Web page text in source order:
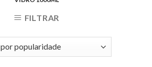
FILTRAR